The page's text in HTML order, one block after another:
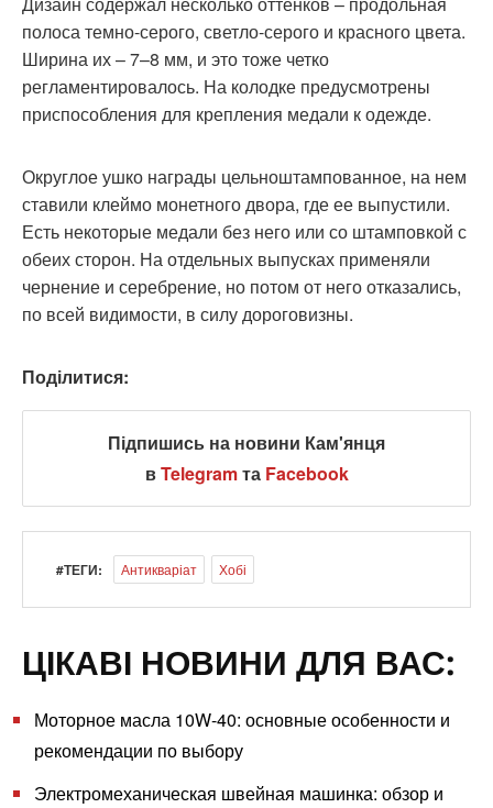
полоса темно-серого, светло-серого и красного цвета.
Ширина их – 7–8 мм, и это тоже четко
регламентировалось. На колодке предусмотрены
приспособления для крепления медали к одежде.
Округлое ушко награды цельноштампованное, на нем
ставили клеймо монетного двора, где ее выпустили.
Есть некоторые медали без него или со штамповкой с
обеих сторон. На отдельных выпусках применяли
чернение и серебрение, но потом от него отказались,
по всей видимости, в силу дороговизны.
Поділитися:
Підпишись на новини Кам'янця
вTelegramта Facebook
#ТЕГИ: Антикваріат Хобі
ЦІКАВІ НОВИНИ ДЛЯ ВАС:
Моторное масла 10W-40: основные особенности и
рекомендации по выбору
Электромеханическая швейная машинка: обзор и